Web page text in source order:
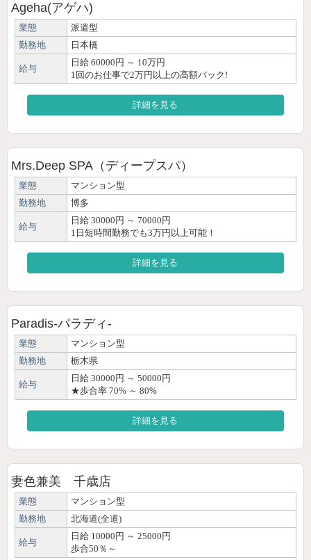
Ageha(アゲハ)
業態
派遣型
勤務地
日本橋
給与
日給 60000円 ～ 10万円
1回のお仕事で2万円以上の高額バック!
詳細を見る
Mrs.Deep SPA（ディープスパ）
業態
マンション型
勤務地
博多
給与
日給 30000円 ～ 70000円
1日短時間勤務でも3万円以上可能！
詳細を見る
Paradis-パラディ-
業態
マンション型
勤務地
栃木県
給与
日給 30000円 ～ 50000円
★歩合率 70% ～ 80%
詳細を見る
妻色兼美 千歳店
業態
マンション型
勤務地
北海道(全道)
給与
日給 10000円 ～ 25000円
歩合50％～